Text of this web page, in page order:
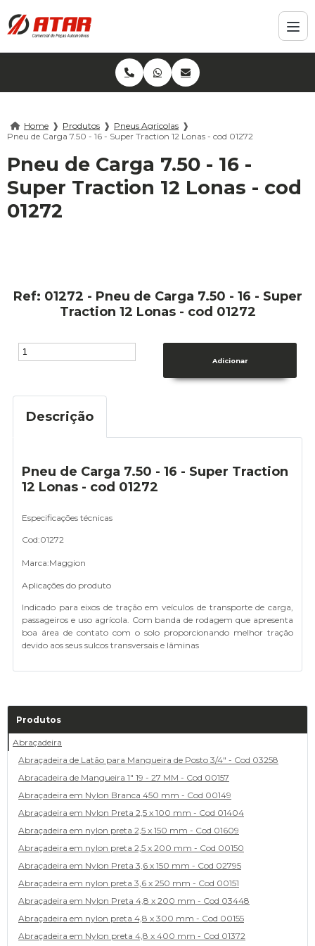
Home ❱ Produtos ❱ Pneus Agricolas ❱
Pneu de Carga 7.50 - 16 - Super Traction 12 Lonas - cod 01272
Pneu de Carga 7.50 - 16 -
Super Traction 12 Lonas - cod
01272
Ref: 01272 - Pneu de Carga 7.50 - 16 - Super
Traction 12 Lonas - cod 01272
Descrição
Pneu de Carga 7.50 - 16 - Super Traction
12 Lonas - cod 01272
Especificações técnicas
Cod:01272
Marca:Maggion
Aplicações do produto
Indicado para eixos de tração em veículos de transporte de carga,
passageiros e uso agrícola. Com banda de rodagem que apresenta
boa área de contato com o solo proporcionando melhor tração
devido aos seus sulcos transversais e lâminas
Produtos
Abraçadeira
Abraçadeira de Latão para Mangueira de Posto 3/4" - Cod 03258
Abracadeira de Mangueira 1" 19 - 27 MM - Cod 00157
Abraçadeira em Nylon Branca 450 mm - Cod 00149
Abraçadeira em Nylon Preta 2,5 x 100 mm - Cod 01404
Abraçadeira em nylon preta 2,5 x 150 mm - Cod 01609
Abraçadeira em nylon preta 2,5 x 200 mm - Cod 00150
Abraçadeira em Nylon Preta 3,6 x 150 mm - Cod 02795
Abraçadeira em nylon preta 3,6 x 250 mm - Cod 00151
Abraçadeira em Nylon Preta 4,8 x 200 mm - Cod 03448
Abraçadeira em nylon preta 4,8 x 300 mm - Cod 00155
Abraçadeira em Nylon preta 4,8 x 400 mm - Cod 01372